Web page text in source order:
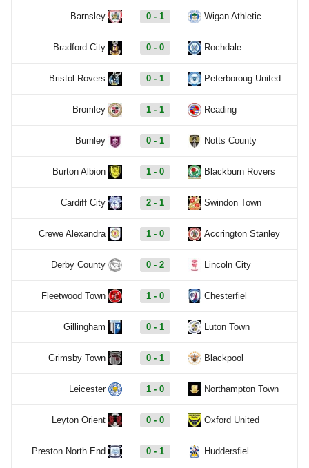
Barnsley 0 - 1 Wigan Athletic
Bradford City 0 - 0 Rochdale
Bristol Rovers 0 - 1 Peterboroug United
Bromley 1 - 1 Reading
Burnley 0 - 1 Notts County
Burton Albion 1 - 0 Blackburn Rovers
Cardiff City 2 - 1 Swindon Town
Crewe Alexandra 1 - 0 Accrington Stanley
Derby County 0 - 2 Lincoln City
Fleetwood Town 1 - 0 Chesterfiel
Gillingham 0 - 1 Luton Town
Grimsby Town 0 - 1 Blackpool
Leicester 1 - 0 Northampton Town
Leyton Orient 0 - 0 Oxford United
Preston North End 0 - 1 Huddersfiel